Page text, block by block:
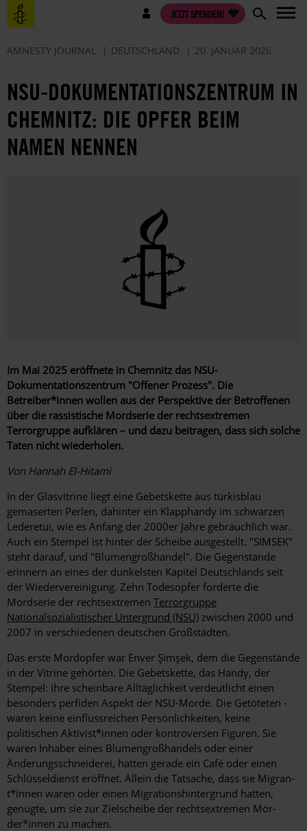
Direkt
zum
Benutzermenü JETZT SPENDEN!
AMNESTY JOURNAL DEUTSCHLAND 20. JANUAR 2026
NSU-DOKUMENTATIONSZENTRUM IN
CHEMNITZ: DIE OPFER BEIM
NAMEN NENNEN
Im Mai 2025 eröffnete in Chemnitz das NSU-
Dokumentationszentrum "Offener Prozess". Die
Betreiber*innen wollen aus der Perspektive der Betroffenen
über die rassistische Mordserie der rechtsextremen
Terrorgruppe aufklären – und dazu beitragen, dass sich solche
Taten nicht wiederholen.
Von Hannah El-Hitami
In der Glasvitrine liegt eine Gebetskette aus türkisblau
gemaserten Perlen, dahinter ein Klapphandy im schwarzen
Lederetui, wie es Anfang der 2000er Jahre gebräuchlich war.
Auch ein Stempel ist hinter der Scheibe ausgestellt. "SIMSEK"
steht darauf, und "Blumengroßhandel". Die Gegenstände
erinnern an eines der dunkelsten Kapitel Deutschlands seit
der Wiedervereinigung. Zehn Todesopfer forderte die
Mordserie der rechtsextremen Terrorgruppe
Nationalsozialistischer Untergrund (NSU) zwischen 2000 und
2007 in verschiedenen deutschen Großstädten.
Das erste Mordopfer war Enver Şim­şek, dem die Gegenstände
in der Vitrine gehörten. Die Gebetskette, das Handy, der
Stempel: ihre scheinbare Alltäglichkeit verdeutlicht einen
besonders perfiden ­Aspekt der NSU-Morde. Die Getöteten ­
waren keine einflussreichen Persönlichkeiten, keine
politischen Aktivist*innen oder kontroversen Figuren. Sie
waren Inhaber eines Blumengroßhandels oder einer
Änderungsschneiderei, hatten gerade ein Café oder einen
Schlüsseldienst eröffnet. Allein die Tatsache, dass sie Migran­
t*innen waren oder einen Migrations­hintergrund hatten,
genügte, um sie zur Zielscheibe der rechtsextremen Mör­
der*innen zu machen.